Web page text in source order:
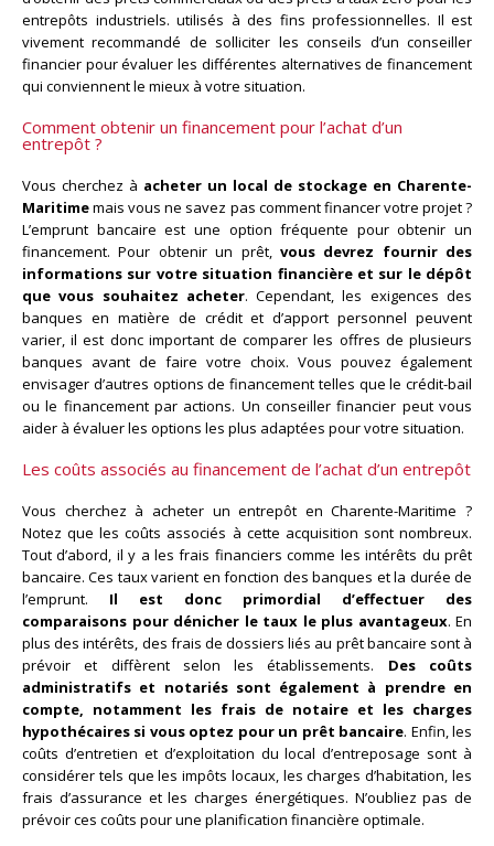
entrepôts industriels. utilisés à des fins professionnelles. Il est
vivement recommandé de solliciter les conseils d’un conseiller
financier pour évaluer les différentes alternatives de financement
qui conviennent le mieux à votre situation.
Comment obtenir un financement pour l’achat d’un
entrepôt ?
Vous cherchez à acheter un local de stockage en Charente-
Maritimemais vous ne savez pas comment financer votre projet ?
L’emprunt bancaire est une option fréquente pour obtenir un
financement. Pour obtenir un prêt, vous devrez fournir des
informations sur votre situation financière et sur le dépôt
que vous souhaitez acheter. Cependant, les exigences des
banques en matière de crédit et d’apport personnel peuvent
varier, il est donc important de comparer les offres de plusieurs
banques avant de faire votre choix. Vous pouvez également
envisager d’autres options de financement telles que le crédit-bail
ou le financement par actions. Un conseiller financier peut vous
aider à évaluer les options les plus adaptées pour votre situation.
Les coûts associés au financement de l’achat d’un entrepôt
Vous cherchez à acheter un entrepôt en Charente-Maritime ?
Notez que les coûts associés à cette acquisition sont nombreux.
Tout d’abord, il y a les frais financiers comme les intérêts du prêt
bancaire. Ces taux varient en fonction des banques et la durée de
l’emprunt. Il est donc primordial d’effectuer des
comparaisons pour dénicher le taux le plus avantageux. En
plus des intérêts, des frais de dossiers liés au prêt bancaire sont à
prévoir et diffèrent selon les établissements. Des coûts
administratifs et notariés sont également à prendre en
compte, notamment les frais de notaire et les charges
hypothécaires si vous optez pour un prêt bancaire. Enfin, les
coûts d’entretien et d’exploitation du local d’entreposage sont à
considérer tels que les impôts locaux, les charges d’habitation, les
frais d’assurance et les charges énergétiques. N’oubliez pas de
prévoir ces coûts pour une planification financière optimale.